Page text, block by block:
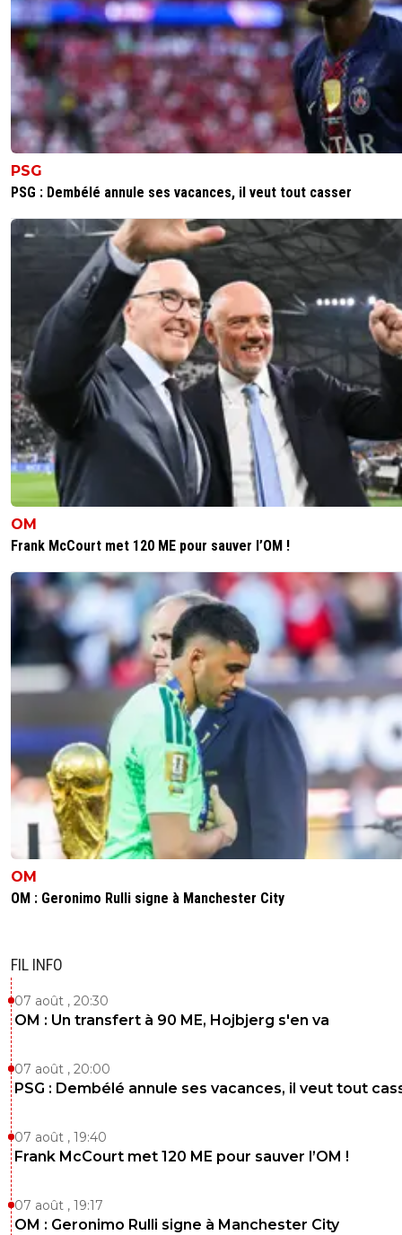
PSG
PSG : Dembélé annule ses vacances, il veut tout casser
OM
Frank McCourt met 120 ME pour sauver l’OM !
OM
OM : Geronimo Rulli signe à Manchester City
FIL INFO
07 août , 20:30
OM : Un transfert à 90 ME, Hojbjerg s'en va
07 août , 20:00
PSG : Dembélé annule ses vacances, il veut tout
07 août , 19:40
Frank McCourt met 120 ME pour sauver l’OM !
07 août , 19:17
OM : Geronimo Rulli signe à Manchester City